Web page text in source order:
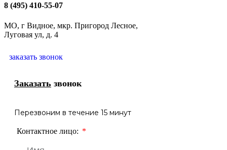
8 (495) 410-55-07
МО, г Видное, мкр. Пригород Лесное,
Луговая ул, д. 4
заказать звонок
Контактное лицо:
Перезвоним в течение 15 минут
Заказать звонок